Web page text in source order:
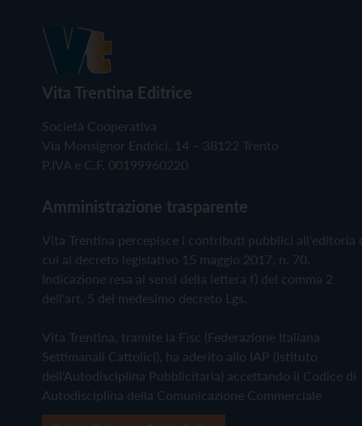
Vita Trentina Editrice
Società Cooperativa
Via Monsignor Endrici, 14 – 38122 Trento
P.IVA e C.F. 00199960220
Amministrazione trasparente
Vita Trentina percepisce i contributi pubblici all'editoria
cui al decreto legislativo 15 maggio 2017, n. 70.
Indicazione resa ai sensi della lettera f) del comma 2
dell'art. 5 del medesimo decreto Lgs.
Vita Trentina, tramite la Fisc (Federazione Italiana
Settimanali Cattolici), ha aderito allo IAP (Istituto
dell'Autodisciplina Pubblicitaria) accettando il Codice di
Autodisciplina della Comunicazione Commerciale